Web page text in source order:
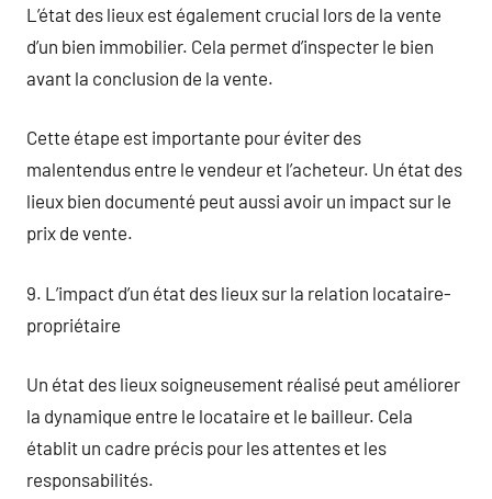
L’état des lieux est également crucial lors de la vente
d’un bien immobilier. Cela permet d’inspecter le bien
avant la conclusion de la vente.
Cette étape est importante pour éviter des
malentendus entre le vendeur et l’acheteur. Un état des
lieux bien documenté peut aussi avoir un impact sur le
prix de vente.
9. L’impact d’un état des lieux sur la relation locataire-
propriétaire
Un état des lieux soigneusement réalisé peut améliorer
la dynamique entre le locataire et le bailleur. Cela
établit un cadre précis pour les attentes et les
responsabilités.